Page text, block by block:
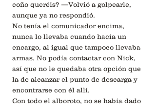
coño queréis? —Volvió a golpearle,
aunque ya no respondió.
No tenía el comunicador encima,
nunca lo llevaba cuando hacía un
encargo, al igual que tampoco llevaba
armas. No podía contactar con Nick,
así que no le quedaba otra opción que
la de alcanzar el punto de descarga y
encontrarse con él allí.
Con todo el alboroto, no se había dado